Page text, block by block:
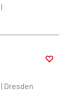
|
| Dresden